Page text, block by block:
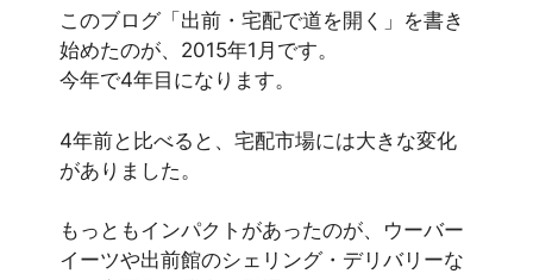
このブログ「出前・宅配で道を開く」を書き
始めたのが、2015年1月です。
今年で4年目になります。
4年前と比べると、宅配市場には大きな変化
がありました。
もっともインパクトがあったのが、ウーバー
イーツや出前館のシェリング・デリバリーな